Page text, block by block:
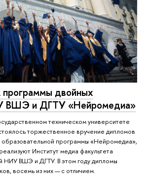
программы двойных
ВШЭ и ДГТУ «Нейромедиа»
техническом университете
торжественное вручение дипломов
образовательной программы «Нейромедиа»,
Институт медиа факультета
НИУ ВШЭ и ДГТУ. В этом году дипломы
восемь из них — с отличием.